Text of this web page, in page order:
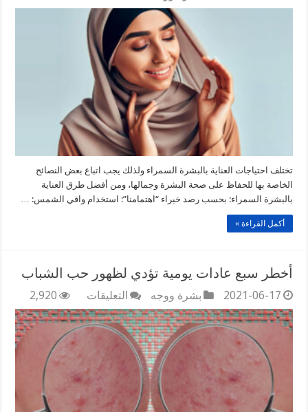
إليكم
تختلف احتياجات العناية بالبشرة السمراء ولذلك يجب اتباع بعض النصائح
الخاصة بها للحفاظ على صحة البشرة وجمالها، ومن أفضل طرق العناية
بالبشرة السمراء: بحسب رصد خبراء “اهتمامنا”: استخدام واقي الشمس: …
أكمل القراءة »
أخطر سبع عادات يومية تؤدي لظهور حب الشباب
2021-06-17 بشرة ووجه التعليقات على
أخطر
سبع
عادات
يومية
تؤدي
لظهور
حب
الشباب
2,920